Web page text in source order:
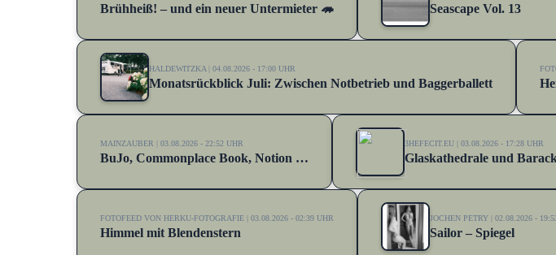
Brühheiß! – und ein neuer Untermieter 🦔 Seascape Vol. 13
HALDEWITZKA | 04.08.2026 - 17:00 UHR
Monatsrückblick Juli: Zwischen Notbetrieb und Baggerballett
MAINZAUBER | 03.08.2026 - 22:52 UHR
BuJo, Commonplace Book, Notion …
3HEFECIT.EU | 03.08.2026 - 17:28 UHR
Glaskathedrale und
FOTOFEED VON HERKU-FOTOGRAFIE | 03.08.2026 - 02:39 UHR
Himmel mit Blendenstern
JOCHEN PETRY | 02.08.2026 -
Sailor – Spiegel